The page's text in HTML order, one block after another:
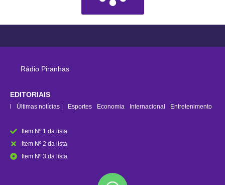
Rádio Piranhas
EDITORIAIS
Últimas notícias | Esportes Economia Internacional Entretenimento
Item Nº 1 da lista
Item Nº 2 da lista
Item Nº 3 da lista